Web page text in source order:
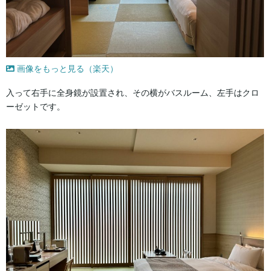
画像をもっと見る（楽天）
入って右手に全身鏡が設置され、その横がバスルーム、左手はクロ
ーゼットです。